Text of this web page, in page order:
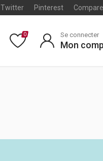
Twitter Pinterest
0 Se connecter
Mon